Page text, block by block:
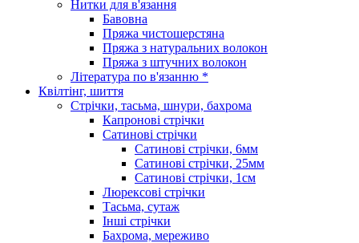
Нитки для в'язання
Бавовна
Пряжа чистошерстяна
Пряжа з натуральних волокон
Пряжа з штучних волокон
Література по в'язанню *
Квілтінг, шиття
Стрічки, тасьма, шнури, бахрома
Капронові стрічки
Сатинові стрічки
Сатинові стрічки, 6мм
Сатинові стрічки, 25мм
Сатинові стрічки, 1см
Люрексові стрічки
Тасьма, сутаж
Інші стрічки
Бахрома, мереживо